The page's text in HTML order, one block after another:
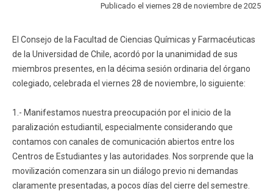
BIBLIOTECA
DEPARTAMENTOS
FACULTAD
Estudiantes Académicos
Publicado el viernes 28 de noviembre de 2025
El Consejo de la Facultad de Ciencias Químicas y Farmacéuticas
de la Universidad de Chile, acordó por la unanimidad de sus
miembros presentes, en la décima sesión ordinaria del órgano
colegiado, celebrada el viernes 28 de noviembre, lo siguiente:
1.- Manifestamos nuestra preocupación por el inicio de la
paralización estudiantil, especialmente considerando que
contamos con canales de comunicación abiertos entre los
Centros de Estudiantes y las autoridades. Nos sorprende que la
movilización comenzara sin un diálogo previo ni demandas
claramente presentadas, a pocos días del cierre del semestre.